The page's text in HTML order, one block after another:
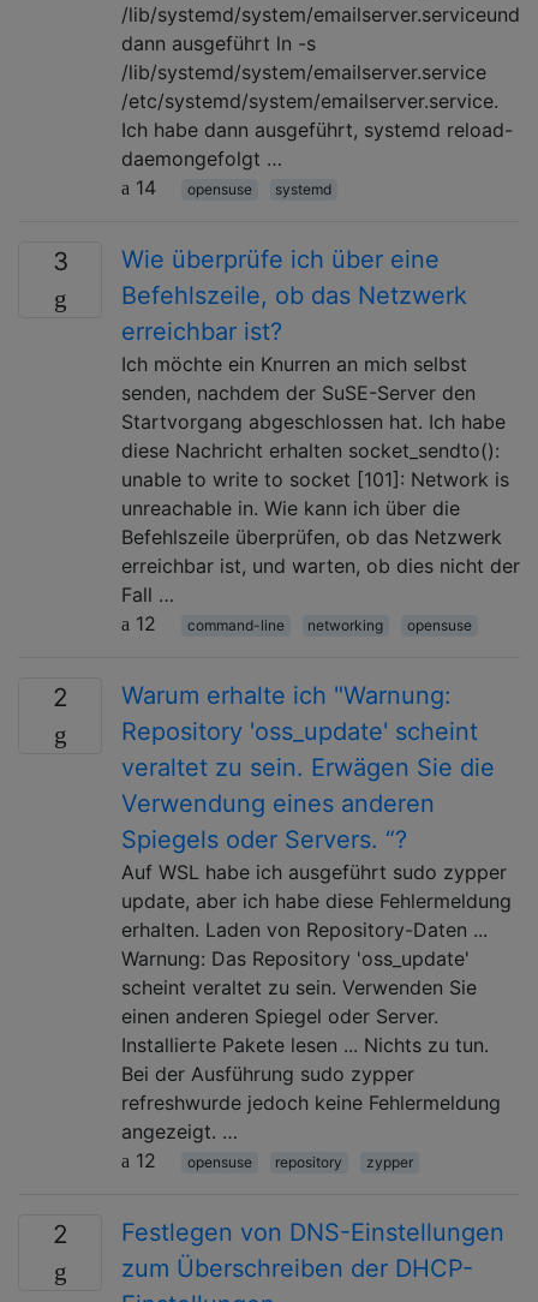
/lib/systemd/system/emailserver.serviceund
dann ausgeführt ln -s
/lib/systemd/system/emailserver.service
/etc/systemd/system/emailserver.service.
Ich habe dann ausgeführt, systemd reload-
daemongefolgt …
14
opensuse systemd
3
Wie überprüfe ich über eine
Befehlszeile, ob das Netzwerk
erreichbar ist?
Ich möchte ein Knurren an mich selbst
senden, nachdem der SuSE-Server den
Startvorgang abgeschlossen hat. Ich habe
diese Nachricht erhalten socket_sendto():
unable to write to socket [101]: Network is
unreachable in. Wie kann ich über die
Befehlszeile überprüfen, ob das Netzwerk
erreichbar ist, und warten, ob dies nicht der
Fall …
12
command-line networking opensuse
2
Warum erhalte ich "Warnung:
Repository 'oss_update' scheint
veraltet zu sein. Erwägen Sie die
Verwendung eines anderen
Spiegels oder Servers. “?
Auf WSL habe ich ausgeführt sudo zypper
update, aber ich habe diese Fehlermeldung
erhalten. Laden von Repository-Daten ...
Warnung: Das Repository 'oss_update'
scheint veraltet zu sein. Verwenden Sie
einen anderen Spiegel oder Server.
Installierte Pakete lesen ... Nichts zu tun.
Bei der Ausführung sudo zypper
refreshwurde jedoch keine Fehlermeldung
angezeigt. …
12
opensuse repository zypper
2
Festlegen von DNS-Einstellungen
zum Überschreiben der DHCP-